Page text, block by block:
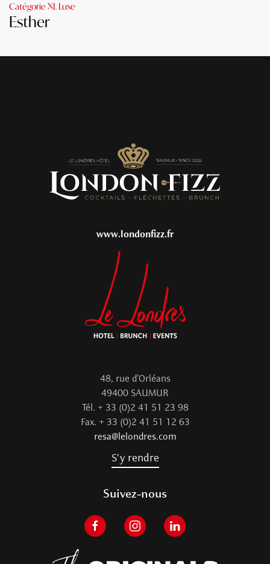
Catégorie XL Luxe
Esther
www.londonfizz.fr
48, rue d’Orléans
49400 SAUMUR
Tél. + 33 (0)2 41 51 23 98
Fax. + 33 (0)2 41 51 12 63
resa@lelondres.com
S'y rendre
Suivez-nous